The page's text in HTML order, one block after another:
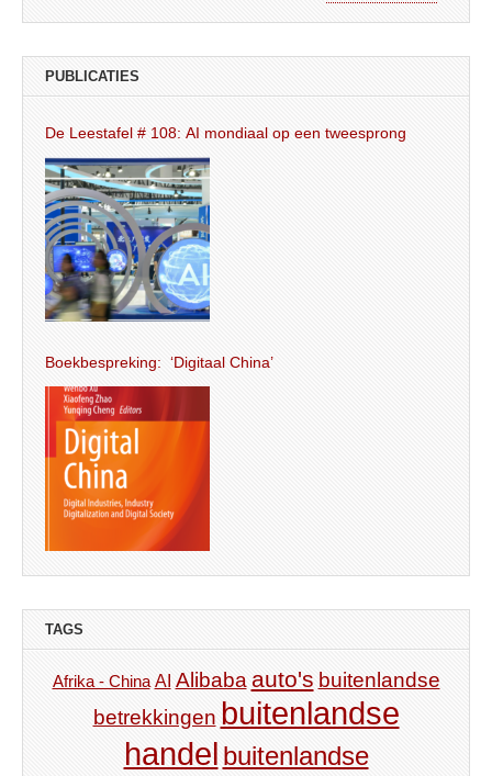
PUBLICATIES
De Leestafel # 108: AI mondiaal op een tweesprong
Boekbespreking: ‘Digitaal China’
TAGS
Afrika - China AI Alibaba auto's buitenlandse
betrekkingen buitenlandse
handel buitenlandse